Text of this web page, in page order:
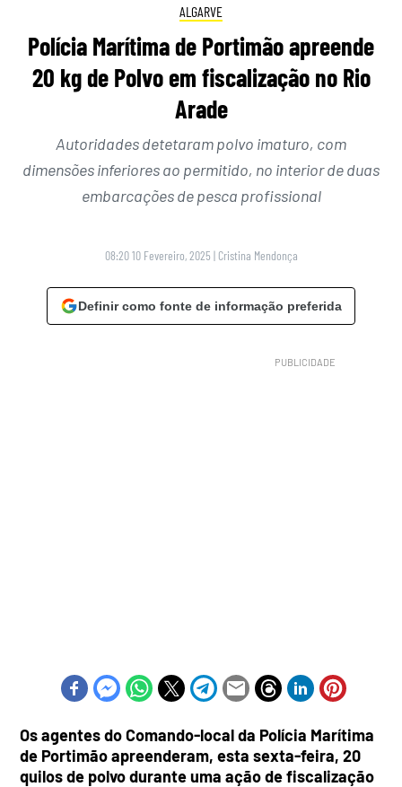
ALGARVE
Polícia Marítima de Portimão apreende
20 kg de Polvo em fiscalização no Rio
Arade
Autoridades detetaram polvo imaturo, com
dimensões inferiores ao permitido, no interior de duas
embarcações de pesca profissional
08:20 10 Fevereiro, 2025 | Cristina Mendonça
Definir como fonte de informação preferida
Os agentes do Comando-local da Polícia Marítima
de Portimão apreenderam, esta sexta-feira, 20
quilos de polvo durante uma ação de fiscalização